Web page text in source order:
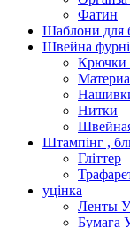
Фатин
Шаблони для
Швейна
Крючки
Нитки
Штампінг ,
Гліттер
уцінка
Ленты
Бумага